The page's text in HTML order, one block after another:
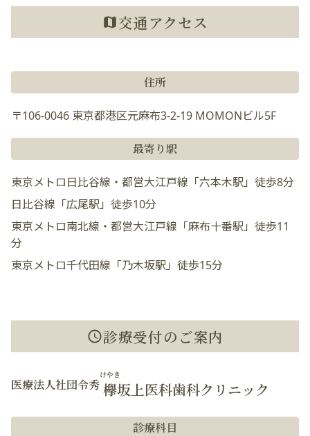
交通アクセス
住所
〒106-0046 東京都港区元麻布3-2-19 MOMONビル5F
最寄り駅
東京メトロ日比谷線・都営大江戸線「六本木駅」徒歩8分
日比谷線「広尾駅」徒歩10分
東京メトロ南北線・都営大江戸線「麻布十番駅」徒歩11
分
東京メトロ千代田線「乃木坂駅」徒歩15分
診療受付のご案内
医療法人社団令秀 欅
けやき
坂上医科歯科クリニック
診療科目